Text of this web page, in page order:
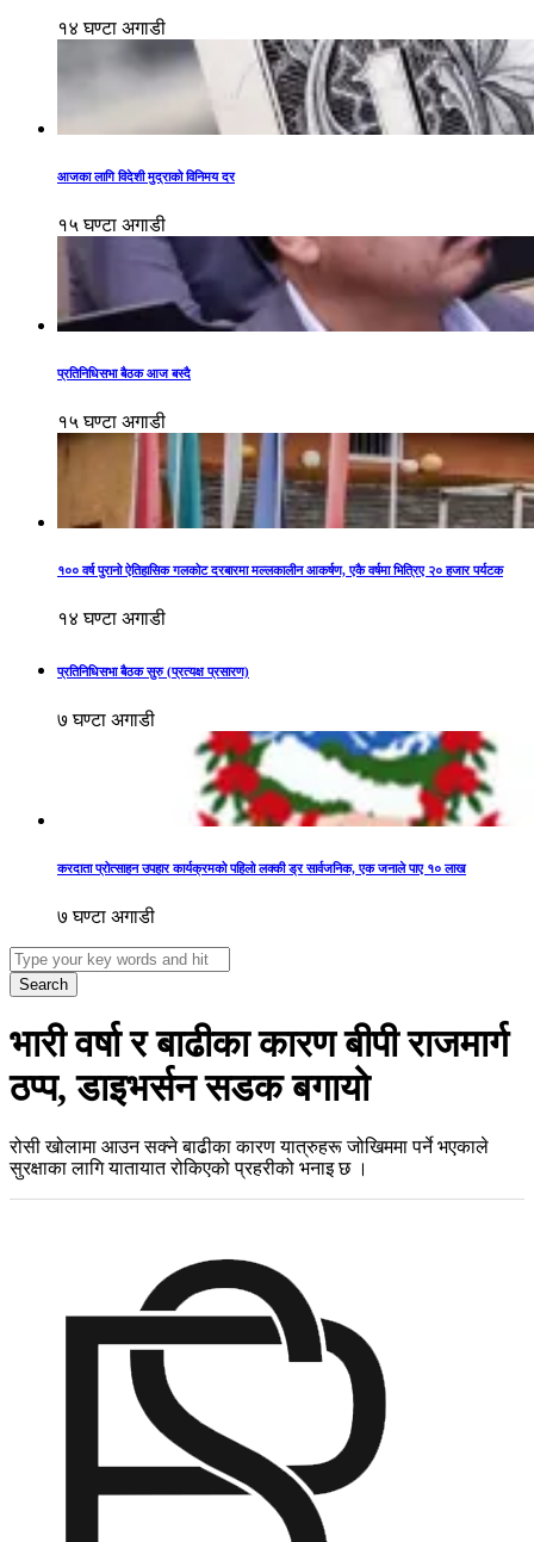
१४ घण्टा अगाडी
आजका लागि विदेशी मुद्राको विनिमय दर
१५ घण्टा अगाडी
प्रतिनिधिसभा बैठक आज बस्दै
१५ घण्टा अगाडी
१०० वर्ष पुरानो ऐतिहासिक गलकोट दरबारमा मल्लकालीन आकर्षण, एकै वर्षमा भित्रिए २० हजार पर्यटक
१४ घण्टा अगाडी
प्रतिनिधिसभा बैठक सुरु (प्रत्यक्ष प्रसारण)
७ घण्टा अगाडी
करदाता प्रोत्साहन उपहार कार्यक्रमको पहिलो लक्की ड्र सार्वजनिक, एक जनाले पाए १० लाख
७ घण्टा अगाडी
Search
भारी वर्षा र बाढीका कारण बीपी राजमार्ग
ठप्प, डाइभर्सन सडक बगायो
रोसी खोलामा आउन सक्ने बाढीका कारण यात्रुहरू जोखिममा पर्ने भएकाले
सुरक्षाका लागि यातायात रोकिएको प्रहरीको भनाइ छ ।